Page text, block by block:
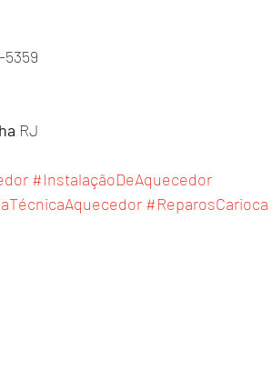
5359
RJ
#InstalaçãoDeAquecedor
#ReparosCarioca